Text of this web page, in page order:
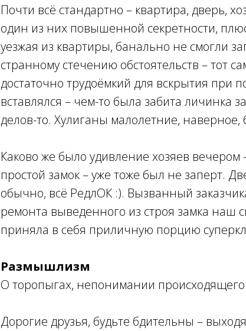
Почти всё стандартно – квартира, дверь,
один из них повышенной секретности,
уезжая из квартиры, банально не смогли
странному стечению обстоятельств – тот
достаточно трудоёмкий для вскрытия при
вставлялся – чем-то была забита личинка
делов-то. Хулиганы малолетние, наверное,
Каково же было удивление хозяев вечером
простой замок – уже тоже был не заперт.
обычно, всё РедлОК :). Вызванный
ремонта выведенного из строя замка наш
приняла в себя приличную порцию
Размышлизм
О торопыгах, непонимании происходящего
Дорогие друзья, будьте бдительны –